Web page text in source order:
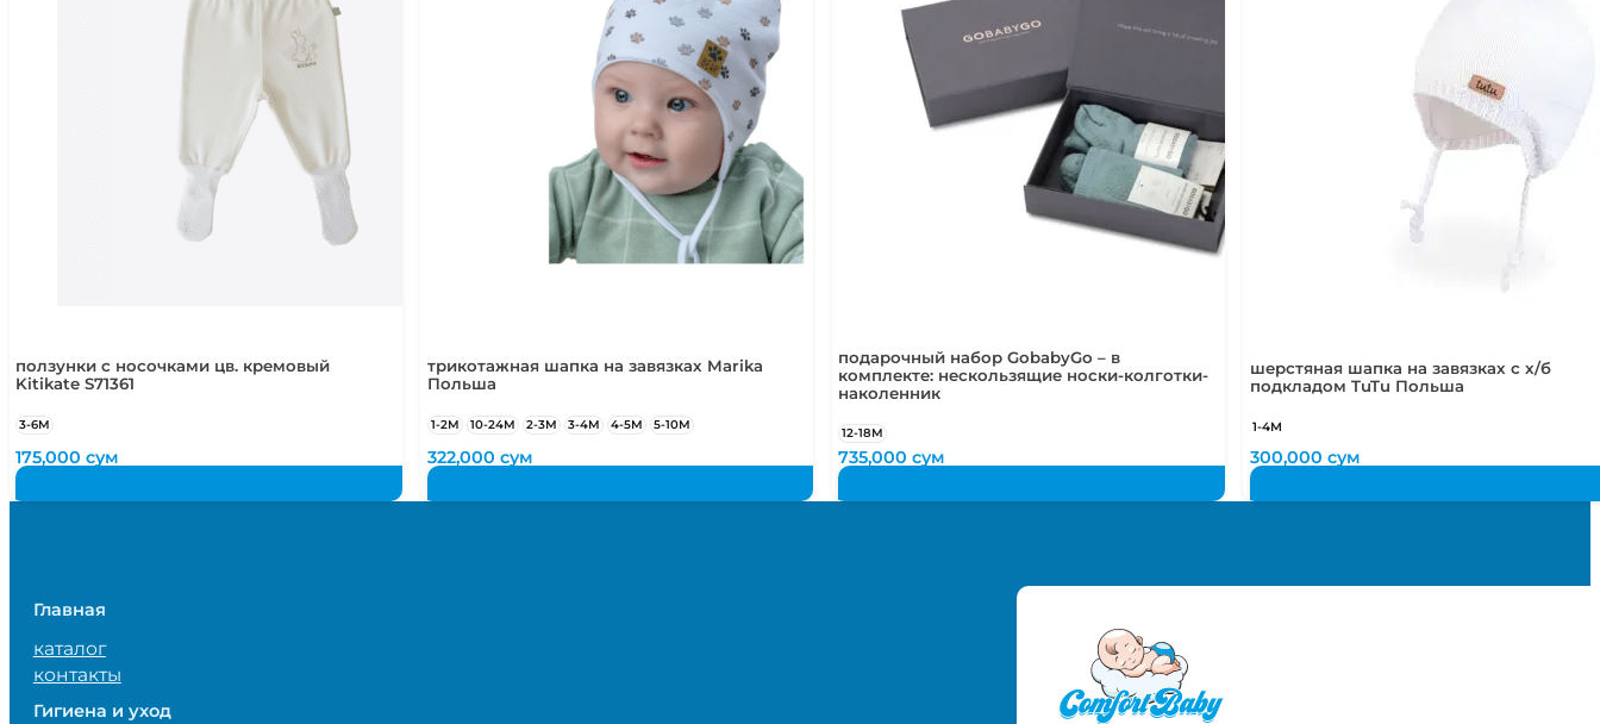
ползунки с носочками цв. кремовый
Kitikate S71361
3-6М
175,000сум
трикотажная шапка на завязках Marika
Польша
1-2М 10-24М 2-3М 3-4М 4-5М 5-10М
322,000 сум
подарочный набор GobabyGo – в
комплекте: нескользящие носки-колготки-
наколенник
12-18М
735,000сум
шерстяная шапка на завязках с х/б
подкладом TuTu Польша
1-4М
300,000 сум
Главная
каталог
контакты
Гигиена и уход